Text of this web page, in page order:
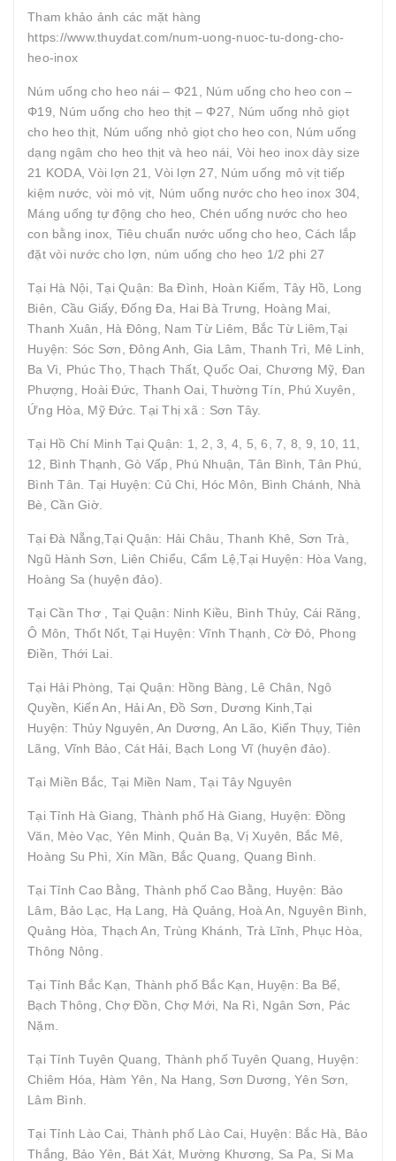
Tham khảo ảnh các mặt hàng
https://www.thuydat.com/num-uong-nuoc-tu-dong-cho-
heo-inox
Núm uống cho heo nái – Φ21, Núm uống cho heo con –
Φ19, Núm uống cho heo thịt – Φ27, Núm uống nhỏ giọt
cho heo thịt, Núm uống nhỏ giọt cho heo con, Núm uống
dạng ngậm cho heo thịt và heo nái, Vòi heo inox dày size
21 KODA, Vòi lợn 21, Vòi lợn 27, Núm uống mỏ vịt tiếp
kiệm nước, vòi mỏ vịt, Núm uống nước cho heo inox 304,
Máng uống tự động cho heo, Chén uống nước cho heo
con bằng inox, Tiêu chuẩn nước uống cho heo, Cách lắp
đặt vòi nước cho lợn, núm uống cho heo 1/2 phi 27
Tại Hà Nội, Tại Quận: Ba Đình, Hoàn Kiếm, Tây Hồ, Long
Biên, Cầu Giấy, Đống Đa, Hai Bà Trưng, Hoàng Mai,
Thanh Xuân, Hà Đông, Nam Từ Liêm, Bắc Từ Liêm,Tại
Huyện: Sóc Sơn, Đông Anh, Gia Lâm, Thanh Trì, Mê Linh,
Ba Vì, Phúc Thọ, Thạch Thất, Quốc Oai, Chương Mỹ, Đan
Phượng, Hoài Đức, Thanh Oai, Thường Tín, Phú Xuyên,
Ứng Hòa, Mỹ Đức. Tại Thị xã : Sơn Tây.
Tại Hồ Chí Minh Tại Quận: 1, 2, 3, 4, 5, 6, 7, 8, 9, 10, 11,
12, Bình Thạnh, Gò Vấp, Phú Nhuận, Tân Bình, Tân Phú,
Bình Tân. Tại Huyện: Củ Chi, Hóc Môn, Bình Chánh, Nhà
Bè, Cần Giờ.
Tại Đà Nẵng,Tại Quận: Hải Châu, Thanh Khê, Sơn Trà,
Ngũ Hành Sơn, Liên Chiểu, Cẩm Lệ,Tại Huyện: Hòa Vang,
Hoàng Sa (huyện đảo).
Tại Cần Thơ , Tại Quận: Ninh Kiều, Bình Thủy, Cái Răng,
Ô Môn, Thốt Nốt, Tại Huyện: Vĩnh Thạnh, Cờ Đỏ, Phong
Điền, Thới Lai.
Tại Hải Phòng, Tại Quận: Hồng Bàng, Lê Chân, Ngô
Quyền, Kiến An, Hải An, Đồ Sơn, Dương Kinh,Tại
Huyện: Thủy Nguyên, An Dương, An Lão, Kiến Thụy, Tiên
Lãng, Vĩnh Bảo, Cát Hải, Bạch Long Vĩ (huyện đảo).
Tại Miền Bắc, Tại Miền Nam, Tại Tây Nguyên
Tại Tỉnh Hà Giang, Thành phố Hà Giang, Huyện: Đồng
Văn, Mèo Vạc, Yên Minh, Quản Bạ, Vị Xuyên, Bắc Mê,
Hoàng Su Phì, Xín Mần, Bắc Quang, Quang Bình.
Tại Tỉnh Cao Bằng, Thành phố Cao Bằng, Huyện: Bảo
Lâm, Bảo Lạc, Hạ Lang, Hà Quảng, Hoà An, Nguyên Bình,
Quảng Hòa, Thạch An, Trùng Khánh, Trà Lĩnh, Phục Hòa,
Thông Nông.
Tại Tỉnh Bắc Kạn, Thành phố Bắc Kạn, Huyện: Ba Bể,
Bạch Thông, Chợ Đồn, Chợ Mới, Na Rì, Ngân Sơn, Pác
Nặm.
Tại Tỉnh Tuyên Quang, Thành phố Tuyên Quang, Huyện:
Chiêm Hóa, Hàm Yên, Na Hang, Sơn Dương, Yên Sơn,
Lâm Bình.
Tại Tỉnh Lào Cai, Thành phố Lào Cai, Huyện: Bắc Hà, Bảo
Thắng, Bảo Yên, Bát Xát, Mường Khương, Sa Pa, Si Ma